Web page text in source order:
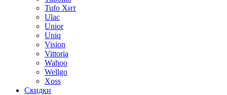
Tufo Хит
Ulac
Unior
Uniq
Vision
Vittoria
Wahoo
Wellgo
Xoss
Скидки